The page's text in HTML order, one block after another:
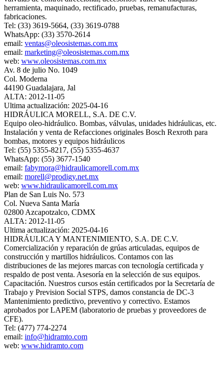
herramienta, maquinado, rectificado, pruebas, remanufacturas,
fabricaciones.
Tel: (33) 3619-5664, (33) 3619-0788
WhatsApp: (33) 3570-2614
email: ventas@oleosistemas.com.mx
email: marketing@oleosistemas.com.mx
web: www.oleosistemas.com.mx
Av. 8 de julio No. 1049
Col. Moderna
44190 Guadalajara, Jal
ALTA: 2012-11-05
Ultima actualización: 2025-04-16
HIDRÁULICA MORELL, S.A. DE C.V.
Equipo oleo-hidráulico. Bombas, válvulas, unidades hidráulicas, etc.
Instalación y venta de Refacciones originales Bosch Rexroth para
bombas, motores y equipos hidráulicos
Tel: (55) 5355-8217, (55) 5355-4637
WhatsApp: (55) 3677-1540
email: fabymora@hidraulicamorell.com.mx
email: morell@prodigy.net.mx
web: www.hidraulicamorell.com.mx
Plan de San Luis No. 573
Col. Nueva Santa María
02800 Azcapotzalco, CDMX
ALTA: 2012-11-05
Ultima actualización: 2025-04-16
HIDRÁULICA Y MANTENIMIENTO, S.A. DE C.V.
Comercialización y reparación de grúas articuladas, equipos de
construcción y martillos hidráulicos. Contamos con las
distribuciones de las mejores marcas con tecnología certificada y
respaldo de post venta. Asesoría en la selección de sus equipos.
Capacitación. Nuestros cursos están certificados por la Secretaría de
Trabajo y Prevision Social STPS, damos constancia de DC-3
Mantenimiento predictivo, preventivo y correctivo. Estamos
aprobados por LAPEM (laboratorio de pruebas y proveedores de
CFE).
Tel: (477) 774-2274
email: info@hidramto.com
web: www.hidramto.com